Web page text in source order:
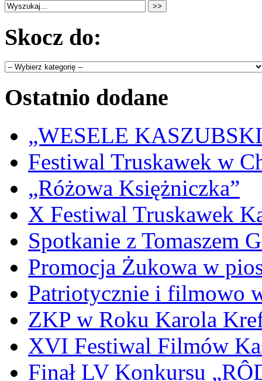
Skocz do:
Ostatnio dodane
„WESELE
Festiwal Truskawek w
„Różowa Księżniczka”
X Festiwal Truskawek
Spotkanie z Tomaszem
Promocja Żukowa w
Patriotycznie i filmowo
ZKP w Roku Karola
XVI Festiwal Filmów
Finał LV Konkursu